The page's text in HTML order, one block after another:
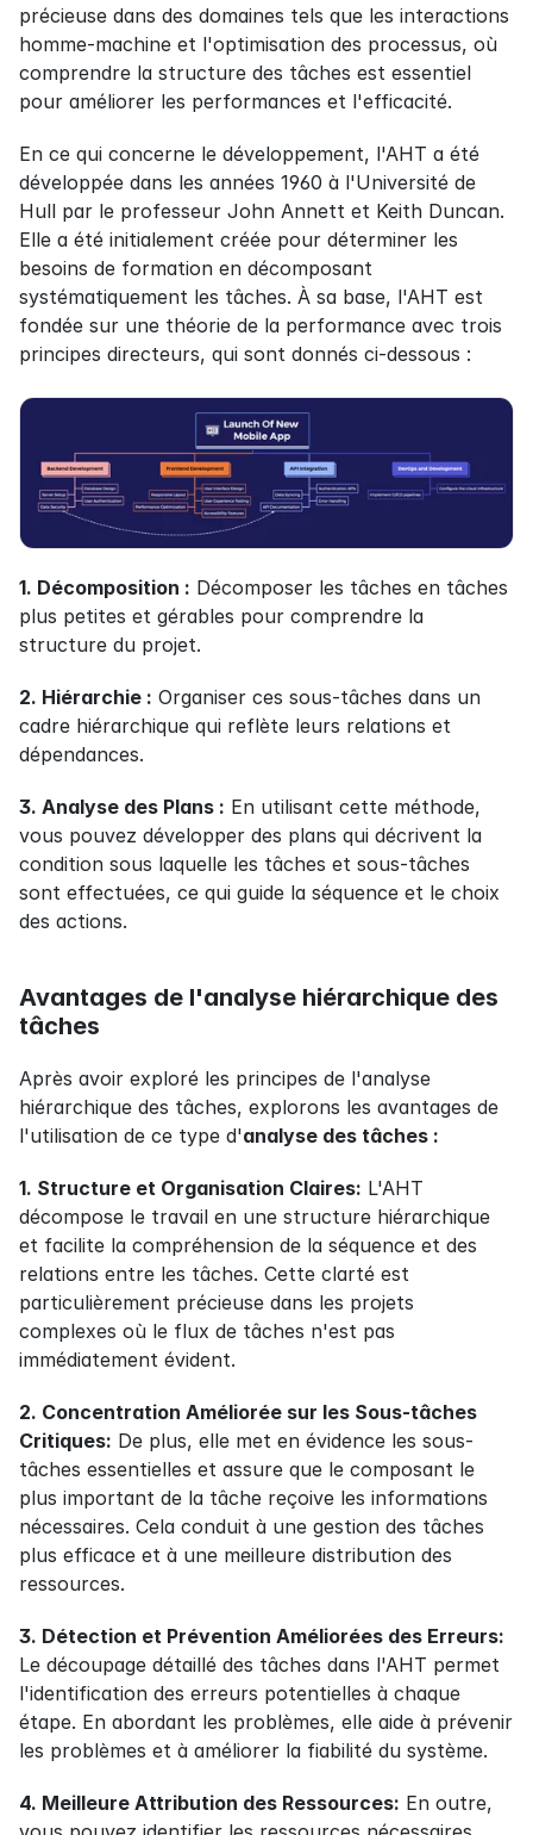
précieuse dans des domaines tels que les interactions
homme-machine et l'optimisation des processus, où
comprendre la structure des tâches est essentiel
pour améliorer les performances et l'efficacité.
En ce qui concerne le développement, l'AHT a été
développée dans les années 1960 à l'Université de
Hull par le professeur John Annett et Keith Duncan.
Elle a été initialement créée pour déterminer les
besoins de formation en décomposant
systématiquement les tâches. À sa base, l'AHT est
fondée sur une théorie de la performance avec trois
principes directeurs, qui sont donnés ci-dessous :
1. Décomposition : Décomposer les tâches en tâches
plus petites et gérables pour comprendre la
structure du projet.
2. Hiérarchie : Organiser ces sous-tâches dans un
cadre hiérarchique qui reflète leurs relations et
dépendances.
3. Analyse des Plans : En utilisant cette méthode,
vous pouvez développer des plans qui décrivent la
condition sous laquelle les tâches et sous-tâches
sont effectuées, ce qui guide la séquence et le choix
des actions.
Avantages de l'analyse hiérarchique des
tâches
Après avoir exploré les principes de l'analyse
hiérarchique des tâches, explorons les avantages de
l'utilisation de ce type d'analyse des tâches :
1. Structure et Organisation Claires: L'AHT
décompose le travail en une structure hiérarchique
et facilite la compréhension de la séquence et des
relations entre les tâches. Cette clarté est
particulièrement précieuse dans les projets
complexes où le flux de tâches n'est pas
immédiatement évident.
2. Concentration Améliorée sur les Sous-tâches
Critiques: De plus, elle met en évidence les sous-
tâches essentielles et assure que le composant le
plus important de la tâche reçoive les informations
nécessaires. Cela conduit à une gestion des tâches
plus efficace et à une meilleure distribution des
ressources.
3. Détection et Prévention Améliorées des Erreurs:
Le découpage détaillé des tâches dans l'AHT permet
l'identification des erreurs potentielles à chaque
étape. En abordant les problèmes, elle aide à prévenir
les problèmes et à améliorer la fiabilité du système.
4. Meilleure Attribution des Ressources: En outre,